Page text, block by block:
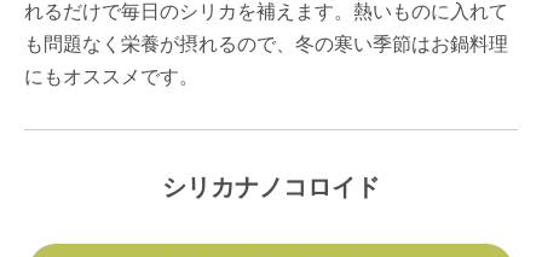
れるだけで毎日のシリカを補えます。熱いものに入れて
も問題なく栄養が摂れるので、冬の寒い季節はお鍋料理
にもオススメです。
シリカナノコロイド